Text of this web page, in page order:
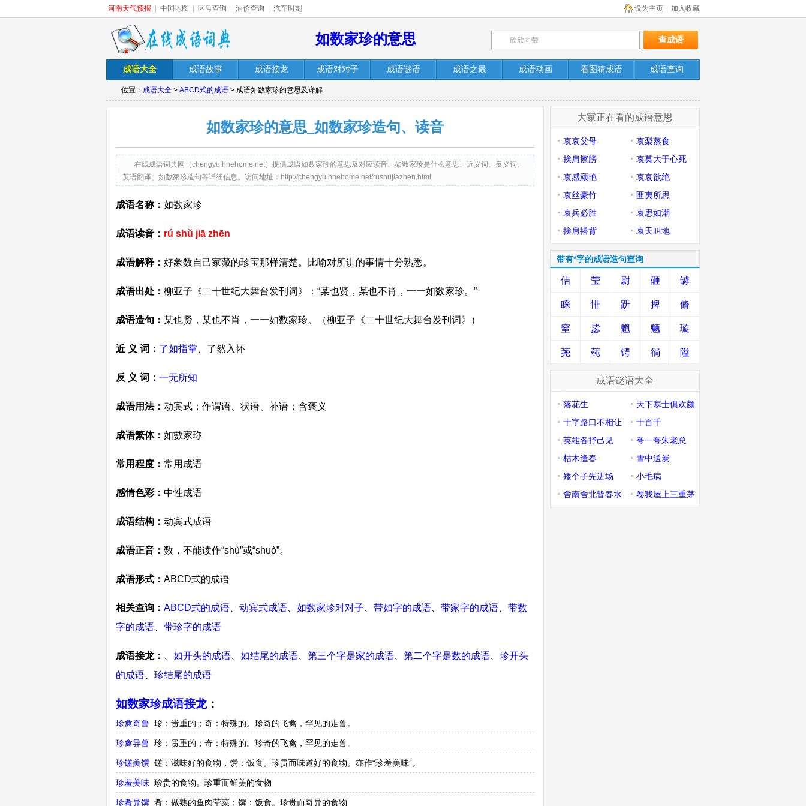
河南天气预报 中国地图 区号查询 油价查询 汽车时刻 加入收藏
设为主页
如数家珍的意思
成语大全 成语故事 成语接龙 成语对对子 成语谜语 成语之最 成语动画 看图猜成语 成语查询
位置： 成语大全 > ABCD式的成语 > 成语如数家珍的意思及详解
如数家珍的意思_如数家珍造句、读音
在线成语词典网（chengyu.hnehome.net）提供成语如数家珍的意思及对应读音、如数家珍是什么意思、近义词、反义词、
英语翻译、如数家珍造句等详细信息。访问地址：http://chengyu.hnehome.net/rushujiazhen.html
成语名称： 如数家珍
成语读音： rú shǔ jiā zhēn
成语解释： 好象数自己家藏的珍宝那样清楚。比喻对所讲的事情十分熟悉。
成语出处： 柳亚子《二十世纪大舞台发刊词》：“某也贤，某也不肖，一一如数家珍。”
成语造句： 某也贤，某也不肖，一一如数家珍。（柳亚子《二十世纪大舞台发刊词》）
近 义 词： 了如指掌 、了然入怀
反 义 词： 一无所知
成语用法： 动宾式；作谓语、状语、补语；含褒义
成语繁体： 如數家珎
常用程度： 常用成语
感情色彩： 中性成语
成语结构： 动宾式成语
成语正音： 数，不能读作“shù”或“shuò”。
成语形式： ABCD式的成语
相关查询： ABCD式的成语 动宾式成语 如数家珍对对子 带如字的成语 带家字的成语
带数
字的成语
带珍字的成语
成语接龙： 如开头的成语 如结尾的成语 第三个字是家的成语 第二个字是数的成语
珍开头
的成语
珍结尾的成语
如数家珍成语接龙：
珍禽奇兽 珍：贵重的；奇：特殊的。珍奇的飞禽，罕见的走兽。
珍禽异兽 珍：贵重的；奇：特殊的。珍奇的飞禽，罕见的走兽。
珍馐美馔 馐：滋味好的食物，馔：饭食。珍贵而味道好的食物。亦作“珍羞美味”。
珍羞美味 珍贵的食物。珍重而鲜美的食物
珍肴异馔 肴：做熟的鱼肉荤菜；馔：饭食。珍贵而奇异的食物
大家正在看的成语意思
哀哀父母
哀梨蒸食
挨肩擦膀
哀莫大于心死
哀感顽艳
哀哀欲绝
哀丝豪竹
匪夷所思
哀兵必胜
哀思如潮
挨肩搭背
哀天叫地
带有*字的成语造句查询
佶 莹 尉 砸 罅
睬 悱 趼 捭 脩
窒 毖 魍 魉 璇
荛 莼 锷 徜 隘
成语谜语大全
落花生
天下寒士俱欢颜
十字路口不相让
十百千
英雄各抒己见
夸一夸朱老总
枯木逢春
雪中送炭
矮个子先进场
小毛病
舍南舍北皆春水
卷我屋上三重茅